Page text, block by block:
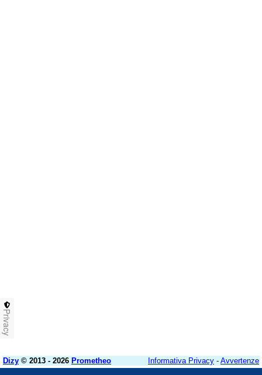
Dizy © 2013 - 2026 Prometheo Informativa Privacy - Avvertenze
Privacy